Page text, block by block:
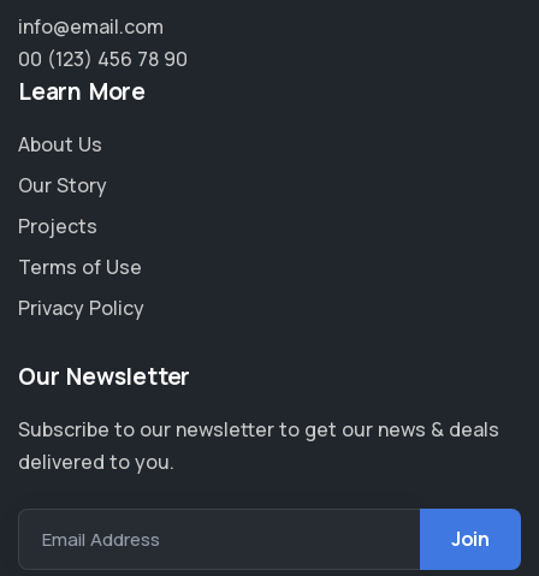
info@email.com
00 (123) 456 78 90
Learn More
About Us
Our Story
Projects
Terms of Use
Privacy Policy
Our Newsletter
Subscribe to our newsletter to get our news & deals
delivered to you.
Email Address